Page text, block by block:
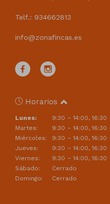
Telf.: 934662813
info@zonafincas.es
Horarios
Lunes:
9:30 – 14:00, 16:30
Martes:
9:30 – 14:00, 16:30
Miércoles:
9:30 – 14:00, 16:30
Jueves:
9:30 – 14:00, 16:30
Viernes:
9:30 – 14:00, 16:30
Sábado:
Cerrado
Domingo:
Cerrado